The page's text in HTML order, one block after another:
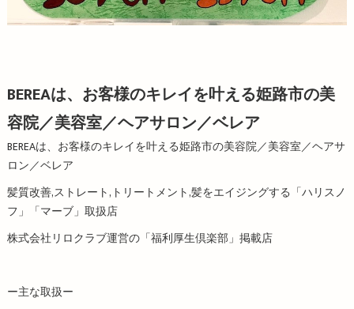
BEREAは、お客様のキレイを叶える姫路市の美
容院／美容室／ヘアサロン／ベレア
BEREAは、お客様のキレイを叶える姫路市の美容院／美容室／ヘアサ
ロン／ベレア
髪質改善,ストレート,トリートメント,髪をエイジングする「ハリスノ
フ」「マーブ」取扱店
株式会社リロクラブ運営の「福利厚生倶楽部」掲載店
ー主な取扱ー